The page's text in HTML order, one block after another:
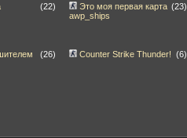
(22)
Это моя первая карта
awp_ships
(23)
(26) Counter Strike Thunder! (6)